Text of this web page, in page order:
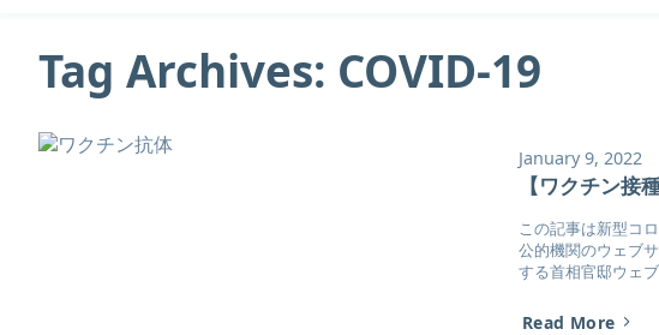
Tag Archives: COVID-19
January 9, 2022
【ワクチン接
この記事は新型コ
公的機関のウェブ
する首相官邸ウェ
Read More